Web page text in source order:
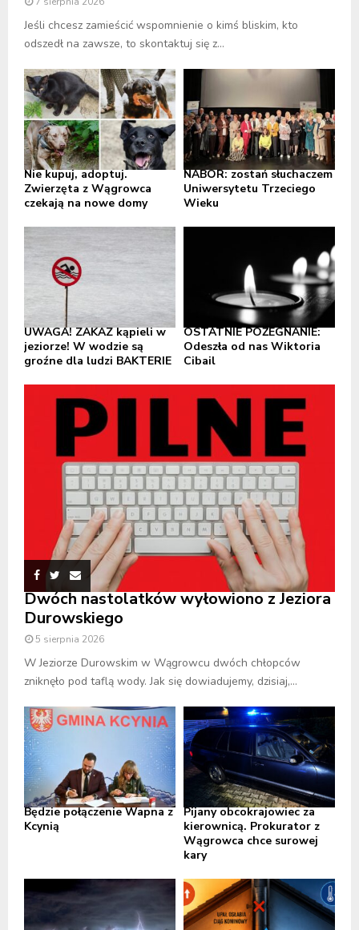
Jeśli chcesz zamieścić wspomnienie o kimś bliskim, kto
odszedł na zawsze, to skontaktuj się z...
Nie kupuj, adoptuj.
Zwierzęta z Wągrowca
czekają na nowe domy
NABÓR: zostań słuchaczem
Uniwersytetu Trzeciego
Wieku
UWAGA! ZAKAZ kąpieli w
jeziorze! W wodzie są
groźne dla ludzi BAKTERIE
OSTATNIE POŻEGNANIE:
Odeszła od nas Wiktoria
Cibail
Dwóch nastolatków wyłowiono z Jeziora
Durowskiego
5 sierpnia 2026
W Jeziorze Durowskim w Wągrowcu dwóch chłopców
zniknęło pod taflą wody. Jak się dowiadujemy, dzisiaj,...
Będzie połączenie Wapna z
Kcynią
Pijany obcokrajowiec za
kierownicą. Prokurator z
Wągrowca chce surowej
kary